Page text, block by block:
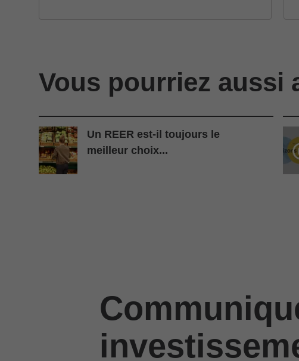
Vous pourriez aussi
Un REER est-il toujours le
meilleur choix...